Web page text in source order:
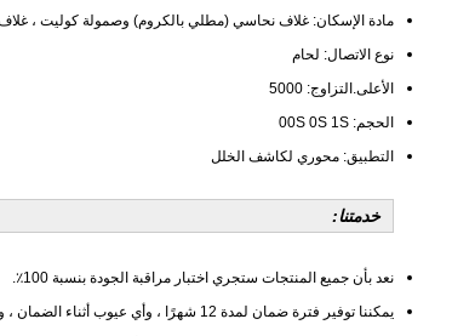
مادة الإسكان: غلاف نحاسي (مطلي بالكروم) وصمولة كوليت ،
نوع الاتصال: لحام
الأعلى.التزاوج: 5000
الحجم: 00S 0S 1S
التطبيق: محوري لكاشف الخلل
خدمتنا:
نعد بأن جميع المنتجات ستجري اختبار مراقبة الجودة بنسبة 100٪.
يمكننا توفير فترة ضمان لمدة 12 شهرًا ، وأي عيوب أثناء الضمان ، وسنوفر إصلاحًا مجانيًا.